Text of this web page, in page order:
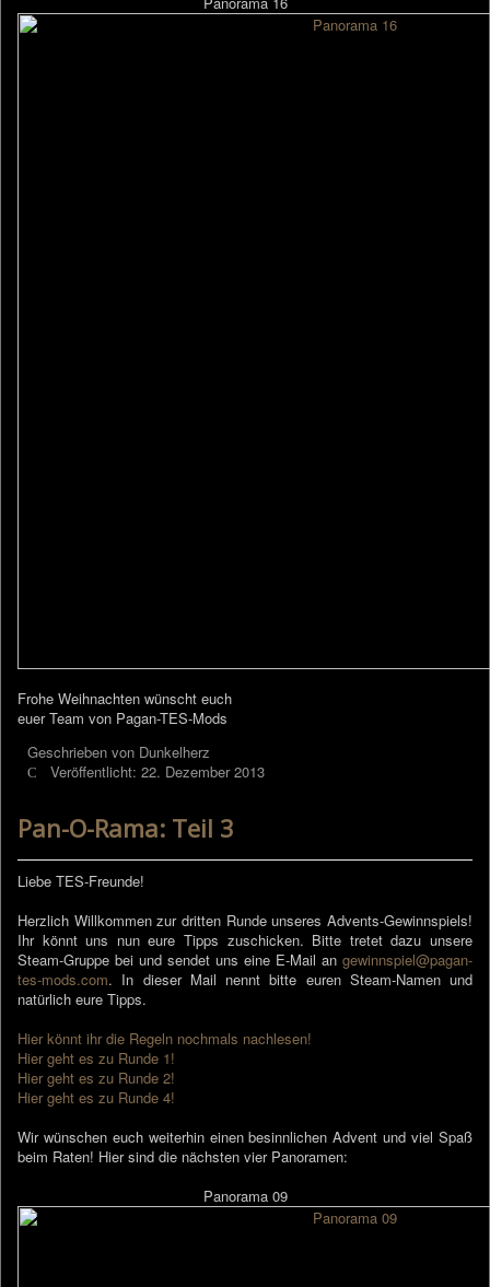
Frohe Weihnachten wünscht euch
euer Team von Pagan-TES-Mods
Geschrieben von Dunkelherz
Veröffentlicht: 22. Dezember 2013
Pan-O-Rama: Teil 3
Liebe TES-Freunde!
Herzlich Willkommen zur dritten Runde unseres Advents-Gewinnspiels!
Ihr könnt uns nun eure Tipps zuschicken. Bitte tretet dazu unsere
Steam-Gruppe bei und sendet uns eine E-Mail an gewinnspiel@pagan-
tes-mods.com. In dieser Mail nennt bitte euren Steam-Namen und
natürlich eure Tipps.
Hier könnt ihr die Regeln nochmals nachlesen!
Hier geht es zu Runde 1!
Hier geht es zu Runde 2!
Hier geht es zu Runde 4!
Wir wünschen euch weiterhin einen besinnlichen Advent und viel Spaß
beim Raten! Hier sind die nächsten vier Panoramen:
Panorama 09